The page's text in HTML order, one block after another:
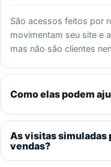
São acessos feitos por
movimentam seu site e
mas não são clientes
Como elas podem
As visitas simuladas
vendas?